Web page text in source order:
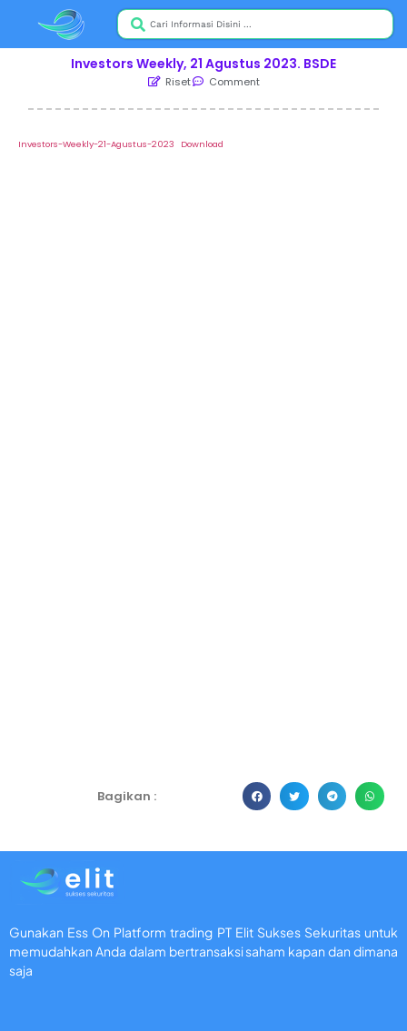
Investors Weekly, 21 Agustus 2023. BSDE
Riset Comment
Investors-Weekly-21-Agustus-2023 Download
Bagikan :
Gunakan Ess On Platform trading PT Elit Sukses Sekuritas untuk
memudahkan Anda dalam bertransaksi saham kapan dan dimana
saja